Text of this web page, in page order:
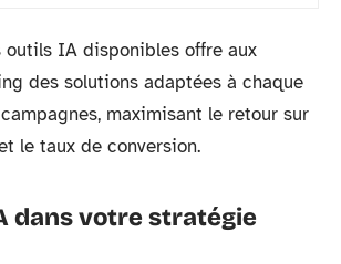
outils IA disponibles offre aux
des solutions adaptées à chaque
maximisant le retour sur
le taux de conversion.
dans votre stratégie